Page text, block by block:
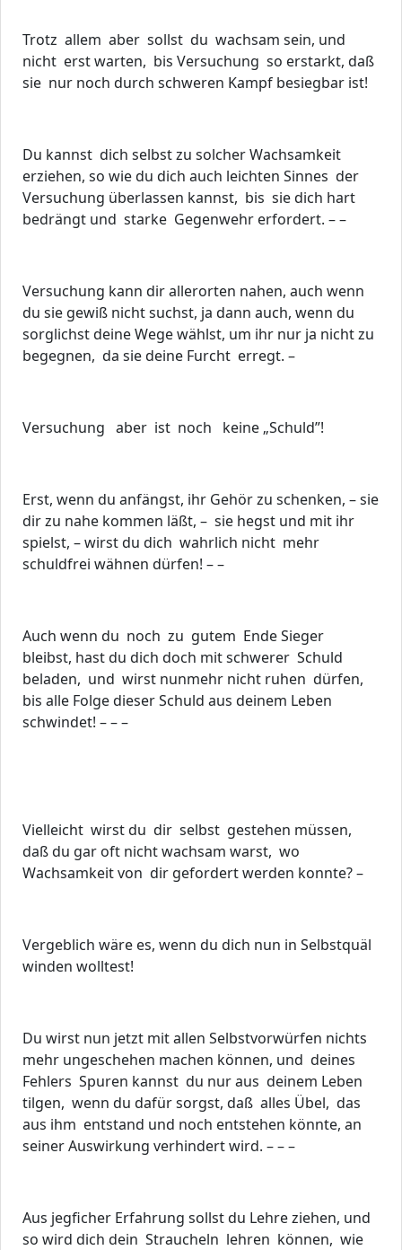
Trotz allem aber sollst du wachsam sein, und
nicht erst warten, bis Versuchung so erstarkt, daß
sie nur noch durch schweren Kampf besiegbar ist!
Du kannst dich selbst zu solcher Wachsamkeit
erziehen, so wie du dich auch leichten Sinnes der
Versuchung überlassen kannst, bis sie dich hart
bedrängt und starke Gegenwehr erfordert. – –
Versuchung kann dir allerorten nahen, auch wenn
du sie gewiß nicht suchst, ja dann auch, wenn du
sorglichst deine Wege wählst, um ihr nur ja nicht zu
begegnen, da sie deine Furcht erregt. –
Versuchung aber ist noch keine „Schuld”!
Erst, wenn du anfängst, ihr Gehör zu schenken, – sie
dir zu nahe kommen läßt, – sie hegst und mit ihr
spielst, – wirst du dich wahrlich nicht mehr
schuldfrei wähnen dürfen! – –
Auch wenn du noch zu gutem Ende Sieger
bleibst, hast du dich doch mit schwerer Schuld
beladen, und wirst nunmehr nicht ruhen dürfen,
bis alle Folge dieser Schuld aus deinem Leben
schwindet! – – –
Vielleicht wirst du dir selbst gestehen müssen,
daß du gar oft nicht wachsam warst, wo
Wachsamkeit von dir gefordert werden konnte? –
Vergeblich wäre es, wenn du dich nun in Selbstquäl
winden wolltest!
Du wirst nun jetzt mit allen Selbstvorwürfen nichts
mehr ungeschehen machen können, und deines
Fehlers Spuren kannst du nur aus deinem Leben
tilgen, wenn du dafür sorgst, daß alles Übel, das
aus ihm entstand und noch entstehen könnte, an
seiner Auswirkung verhindert wird. – – –
Aus jegficher Erfahrung sollst du Lehre ziehen, und
so wird dich dein Straucheln lehren können, wie